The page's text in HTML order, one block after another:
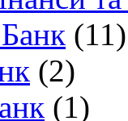
(11)
(2)
(1)